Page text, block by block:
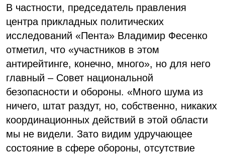
В частности, председатель правления
центра прикладных политических
исследований «Пента» Владимир Фесенко
отметил, что «участников в этом
антирейтинге, конечно, много», но для него
главный – Совет национальной
безопасности и обороны. «Много шума из
ничего, штат раздут, но, собственно, никаких
координационных действий в этой области
мы не видели. Зато видим удручающее
состояние в сфере обороны, отсутствие